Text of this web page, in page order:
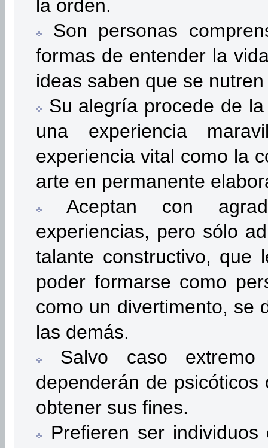
la orden.
Son personas
formas de entender la
ideas saben que se
Su alegría procede de
una experiencia
experiencia vital como la
arte en permanente
Aceptan con
experiencias, pero sólo
talante constructivo, que
poder formarse como
como un divertimento, se
las demás.
Salvo caso
dependerán de
obtener sus fines.
Prefieren ser